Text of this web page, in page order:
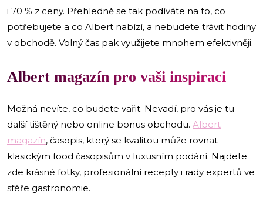
i 70 % z ceny. Přehledně se tak podíváte na to, co
potřebujete a co Albert nabízí, a nebudete trávit hodiny
v obchodě. Volný čas pak využijete mnohem efektivněji.
Albert magazín pro vaši inspiraci
Možná nevíte, co budete vařit. Nevadí, pro vás je tu
další tištěný nebo online bonus obchodu. Albert
magazín, časopis, který se kvalitou může rovnat
klasickým food časopisům v luxusním podání. Najdete
zde krásné fotky, profesionální recepty i rady expertů ve
sféře gastronomie.